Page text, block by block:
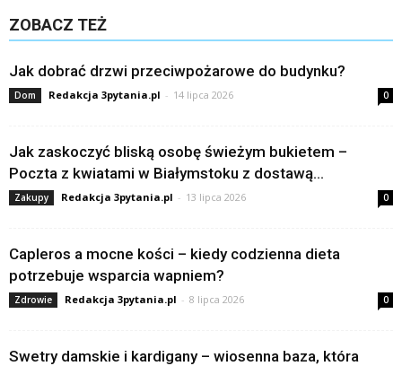
ZOBACZ TEŻ
Jak dobrać drzwi przeciwpożarowe do budynku?
Dom Redakcja 3pytania.pl - 14 lipca 2026 0
Jak zaskoczyć bliską osobę świeżym bukietem –
Poczta z kwiatami w Białymstoku z dostawą...
Zakupy Redakcja 3pytania.pl - 13 lipca 2026 0
Capleros a mocne kości – kiedy codzienna dieta
potrzebuje wsparcia wapniem?
Zdrowie Redakcja 3pytania.pl - 8 lipca 2026 0
Swetry damskie i kardigany – wiosenna baza, która